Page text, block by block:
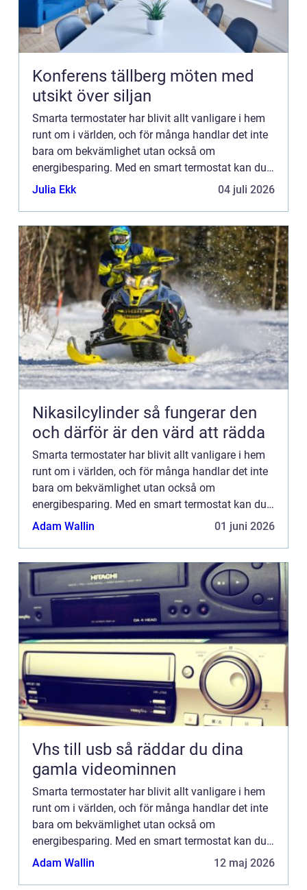
Konferens tällberg möten med
utsikt över siljan
Smarta termostater har blivit allt vanligare i hem
runt om i världen, och för många handlar det inte
bara om bekvämlighet utan också om
energibesparing. Med en smart termostat kan du
styra temperaturen i ditt hem direkt fr&...
Julia Ekk 04 juli 2026
Nikasilcylinder så fungerar den
och därför är den värd att rädda
Smarta termostater har blivit allt vanligare i hem
runt om i världen, och för många handlar det inte
bara om bekvämlighet utan också om
energibesparing. Med en smart termostat kan du
styra temperaturen i ditt hem direkt fr&...
Adam Wallin 01 juni 2026
Vhs till usb så räddar du dina
gamla videominnen
Smarta termostater har blivit allt vanligare i hem
runt om i världen, och för många handlar det inte
bara om bekvämlighet utan också om
energibesparing. Med en smart termostat kan du
styra temperaturen i ditt hem direkt fr&...
Adam Wallin 12 maj 2026